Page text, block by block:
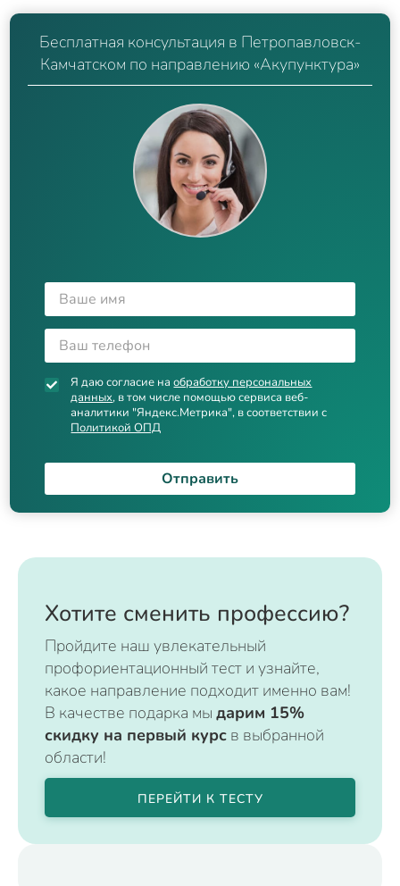
Бесплатная консультация в Петропавловск-
Камчатском по направлению «Акупунктура»
Я даю согласие наобработку персональных
данных, в том числе помощью сервиса веб-
аналитики "Яндекс.Метрика", в соответствии с
Политикой ОПД
Отправить
Хотите сменить профессию?
Пройдите наш увлекательный
профориентационный тест и узнайте,
какое направление подходит именно вам!
В качестве подарка мы дарим 15%
скидку на первый курс в выбранной
области!
ПЕРЕЙТИ К ТЕСТУ